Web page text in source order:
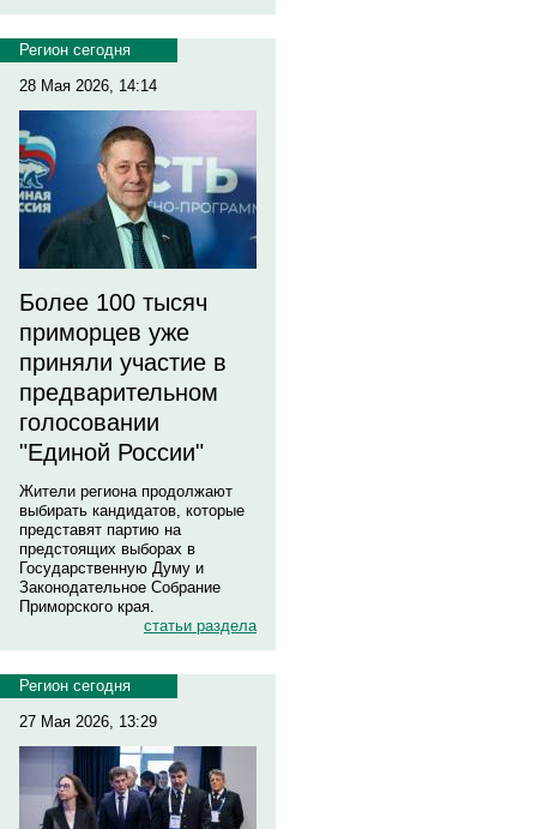
Регион сегодня
28 Мая 2026, 14:14
Более 100 тысяч
приморцев уже
приняли участие в
предварительном
голосовании
"Единой России"
Жители региона продолжают
выбирать кандидатов, которые
представят партию на
предстоящих выборах в
Государственную Думу и
Законодательное Собрание
Приморского края.
статьи раздела
Регион сегодня
27 Мая 2026, 13:29